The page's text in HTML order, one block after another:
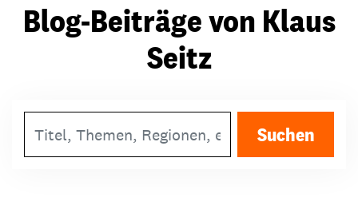
Blog-Beiträge von Klaus
Seitz
Suchen